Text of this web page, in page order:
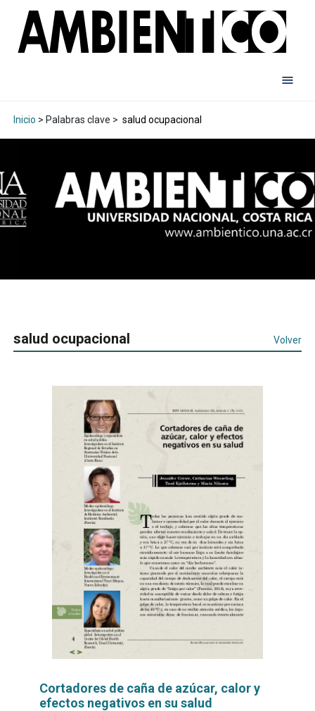
Inicio > Palabras clave > salud ocupacional
salud ocupacional Volver
Cortadores de caña de azúcar, calor y
efectos negativos en su salud